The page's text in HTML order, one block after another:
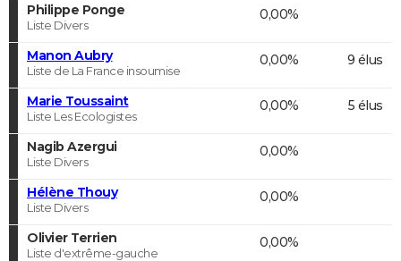
Philippe Ponge
Liste Divers
0,00%
Manon Aubry
Liste de La France insoumise
0,00% 9 élus
Marie Toussaint
Liste Les Ecologistes
0,00% 5 élus
Nagib Azergui
Liste Divers
0,00%
Hélène Thouy
Liste Divers
0,00%
Olivier Terrien
Liste d'extrême-gauche
0,00%